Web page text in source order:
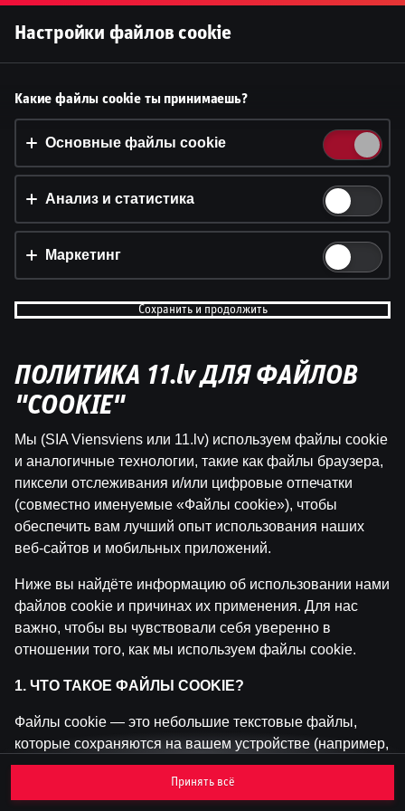
Эта игра недоступна как демо-версия.
Пожалуйста, авторизуйся, чтобы играть в
эту игру на реальные деньги.
Войти
Принять файлы cookie?
На этом веб-сайте используются 3 различных типа
файлов cookie: основные, отслеживающие и
Принять всё
Настройки и информация
Настройки файлов cookie
Какие файлы cookie ты принимаешь?
Основные файлы cookie
Анализ и статистика
Маркетинг
Сохранить и продолжить
ПОЛИТИКА 11.lv ДЛЯ ФАЙЛОВ
"COOKIE"
Мы (SIA Viensviens или 11.lv) используем файлы cookie
и аналогичные технологии, такие как файлы браузера,
пиксели отслеживания и/или цифровые отпечатки
(совместно именуемые «Файлы cookie»), чтобы
обеспечить вам лучший опыт использования наших
веб-сайтов и мобильных приложений.
Ниже вы найдёте информацию об использовании нами
файлов cookie и причинах их применения. Для нас
важно, чтобы вы чувствовали себя уверенно в
отношении того, как мы используем файлы cookie.
1. ЧТО ТАКОЕ ФАЙЛЫ COOKIE?
Файлы cookie — это небольшие текстовые файлы,
которые сохраняются на вашем устройстве (например,
на компьютере, мобильном телефоне или планшете)
при посещении наших веб-сайтов. Размещение
Принять всё